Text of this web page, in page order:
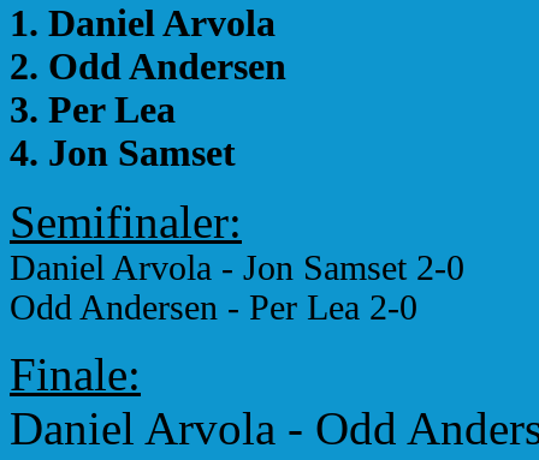
1. Daniel Arvola
2. Odd Andersen
3. Per Lea
4. Jon Samset
Semifinaler:
Daniel Arvola - Jon Samset 2-0
Odd Andersen - Per Lea 2-0
Finale:
Daniel Arvola - Odd